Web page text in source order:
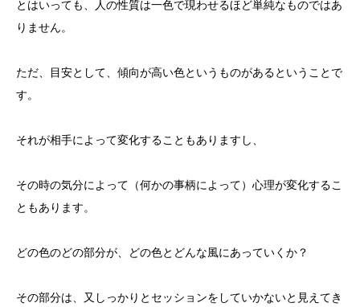
とはいっても、人の性質は一色で現わせるほど単純なものではあ
りません。
ただ、目安として、傾向が高い色というものがあるということで
す。
それが相手によって変化することもありますし、
その時の気分によって（何かの事柄によって）心理が変化するこ
ともあります。
どの色のどの部分が、どの色とどんな風にあっていくか？
その部分は、又しっかりとセッションをしていかないと見えてき